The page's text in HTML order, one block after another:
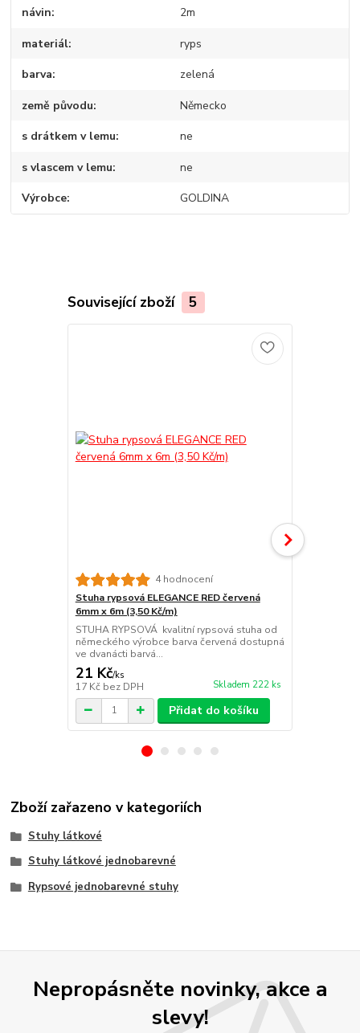
návin 2m
materiál ryps
barva zelená
země původu Německo
s drátkem v lemu ne
s vlascem v lemu ne
Výrobce GOLDINA
Související zboží 5
4 hodnocení
Stuha rypsová ELEGANCE RED červená
6mm x 6m (3,50 Kč/m)
STUHA RYPSOVÁ kvalitní rypsová stuha od
německého výrobce barva červená dostupná
ve dvanácti barvá...
21 Kč/ks
17 Kč bez DPH Skladem 222 ks
Přidat do košíku
Zboží zařazeno v kategoriích
Stuhy látkové
Stuhy látkové jednobarevné
Rypsové jednobarevné stuhy
Nepropásněte novinky, akce a
slevy!